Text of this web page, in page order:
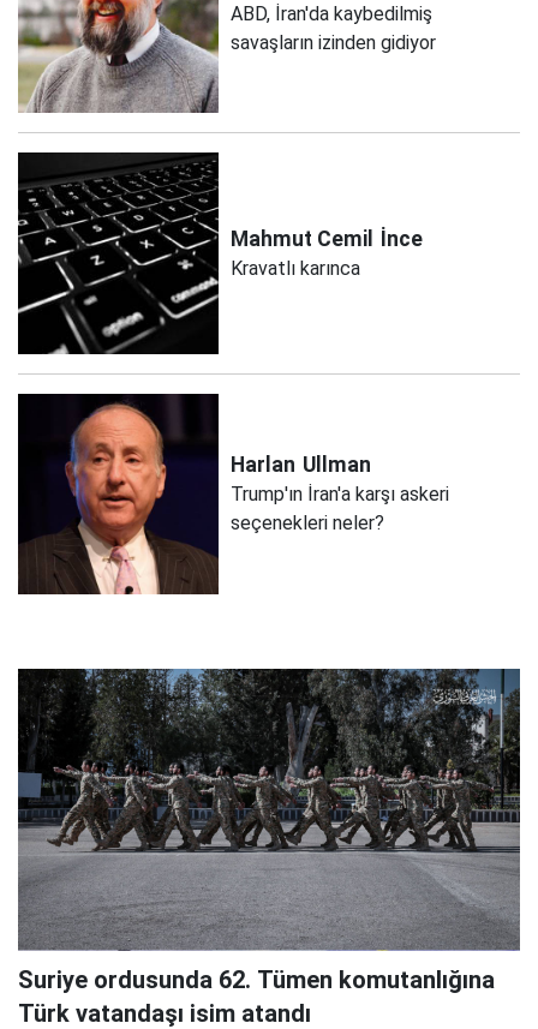
ABD, İran'da kaybedilmiş
savaşların izinden gidiyor
Mahmut Cemil İnce
Kravatlı karınca
Harlan Ullman
Trump'ın İran'a karşı askeri
seçenekleri neler?
Suriye ordusunda 62. Tümen komutanlığına
Türk vatandaşı isim atandı